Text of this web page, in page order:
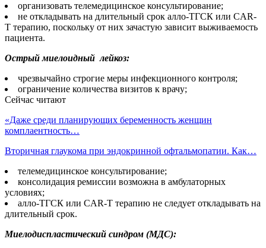
организовать телемедицинское консультирование;
не откладывать на длительный срок алло-ТГСК или CAR-
T терапию, поскольку от них зачастую зависит выживаемость
пациента.
Острый миелоидный лейкоз:
чрезвычайно строгие меры инфекционного контроля;
ограничение количества визитов к врачу;
Сейчас читают
«Даже среди планирующих беременность женщин
комплаентность…
Вторичная глаукома при эндокринной офтальмопатии. Как…
телемедицинское консультирование;
консолидация ремиссии возможна в амбулаторных
условиях;
алло-ТГСК или CAR-T терапию не следует откладывать на
длительный срок.
Миелодиспластический синдром (МДС):